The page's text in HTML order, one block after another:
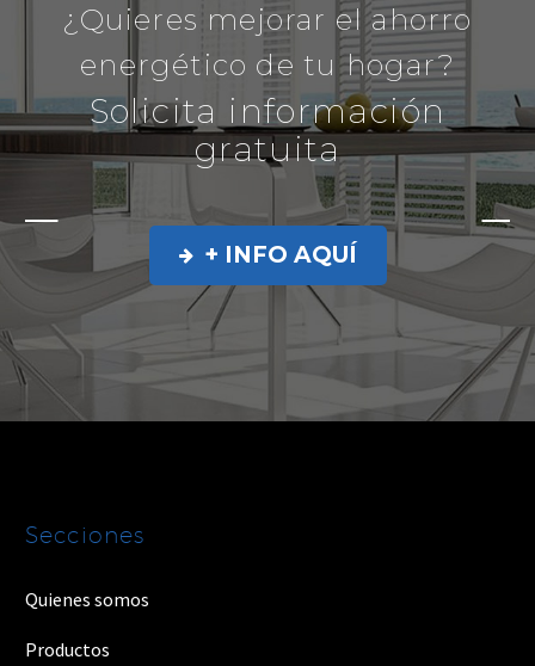
¿Quieres mejorar el ahorro
energético de tu hogar?
Solicita información
gratuita
 + INFO AQUÍ
Secciones
Quienes somos
Productos